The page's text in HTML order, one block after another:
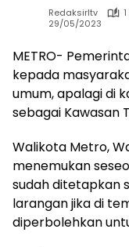
Redaksirltv
29/05/2023
METRO-
kepada
umum, apalagi di
sebagai Kawasan
Walikota Metro,
menemukan
sudah ditetapkan
larangan jika di
diperbolehkan